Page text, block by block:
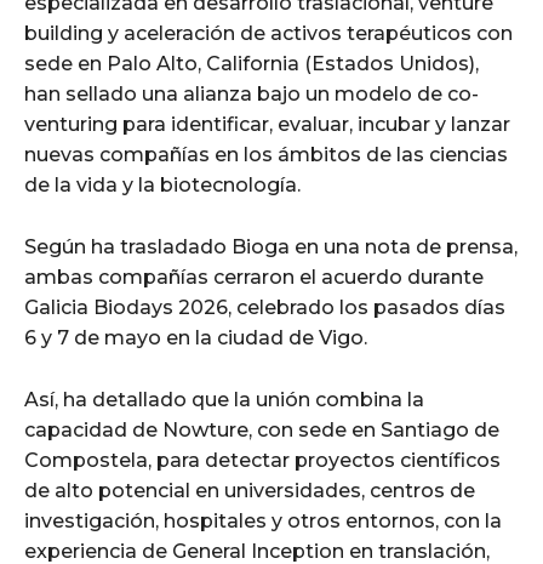
building y aceleración de activos terapéuticos con
sede en Palo Alto, California (Estados Unidos),
han sellado una alianza bajo un modelo de co-
venturing para identificar, evaluar, incubar y lanzar
nuevas compañías en los ámbitos de las ciencias
de la vida y la biotecnología.
Según ha trasladado Bioga en una nota de prensa,
ambas compañías cerraron el acuerdo durante
Galicia Biodays 2026, celebrado los pasados días
6 y 7 de mayo en la ciudad de Vigo.
Así, ha detallado que la unión combina la
capacidad de Nowture, con sede en Santiago de
Compostela, para detectar proyectos científicos
de alto potencial en universidades, centros de
investigación, hospitales y otros entornos, con la
experiencia de General Inception en translación,